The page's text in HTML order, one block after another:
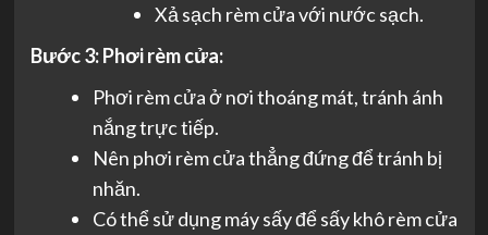
Xả sạch rèm cửa với nước sạch.
Bước 3: Phơi rèm cửa:
Phơi rèm cửa ở nơi thoáng mát, tránh ánh
nắng trực tiếp.
Nên phơi rèm cửa thẳng đứng để tránh bị
nhăn.
Có thể sử dụng máy sấy để sấy khô rèm cửa